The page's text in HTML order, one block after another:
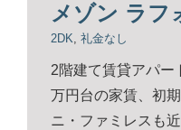
メゾン ラフ
2DK, 礼金なし
2階建て賃貸アパー
万円台の家賃、初
ニ・ファミレスも